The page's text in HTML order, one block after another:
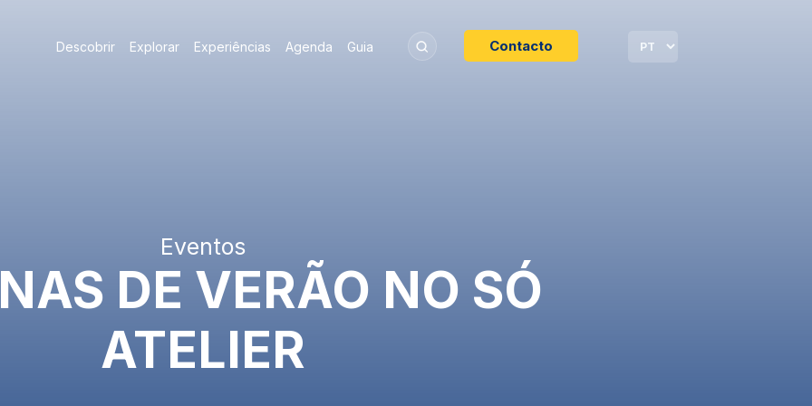
Descobrir Explorar Experiências Agenda Guia Contacto
Eventos
DE VERÃO NO SÓ
ATELIER